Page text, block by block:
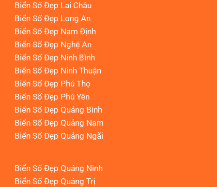
Biển Số Đẹp Lai Châu
Biển Số Đẹp Long An
Biển Số Đẹp Nam Định
Biển Số Đẹp Nghệ An
Biển Số Đẹp Ninh Bình
Biển Số Đẹp Ninh Thuận
Biển Số Đẹp Phú Thọ
Biển Số Đẹp Phú Yên
Biển Số Đẹp Quảng Bình
Biển Số Đẹp Quảng Nam
Biển Số Đẹp Quảng Ngãi
Biển Số Đẹp Quảng Ninh
Biển Số Đẹp Quảng Trị